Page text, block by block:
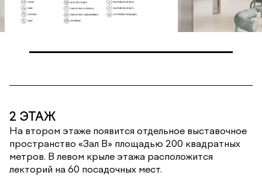
2 ЭТАЖ
На втором этаже появится отдельное выставочное
пространство «Зал B» площадью 200 квадратных
метров. В левом крыле этажа расположится
лекторий на 60 посадочных мест.